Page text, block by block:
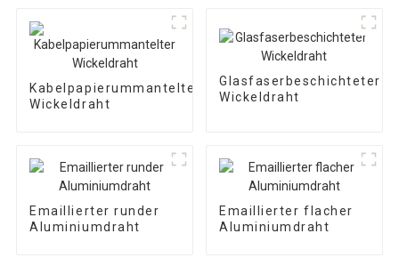
Kabelpapierummantelter
Wickeldraht
Glasfaserbeschichteter
Wickeldraht
Emaillierter runder
Aluminiumdraht
Emaillierter flacher
Aluminiumdraht